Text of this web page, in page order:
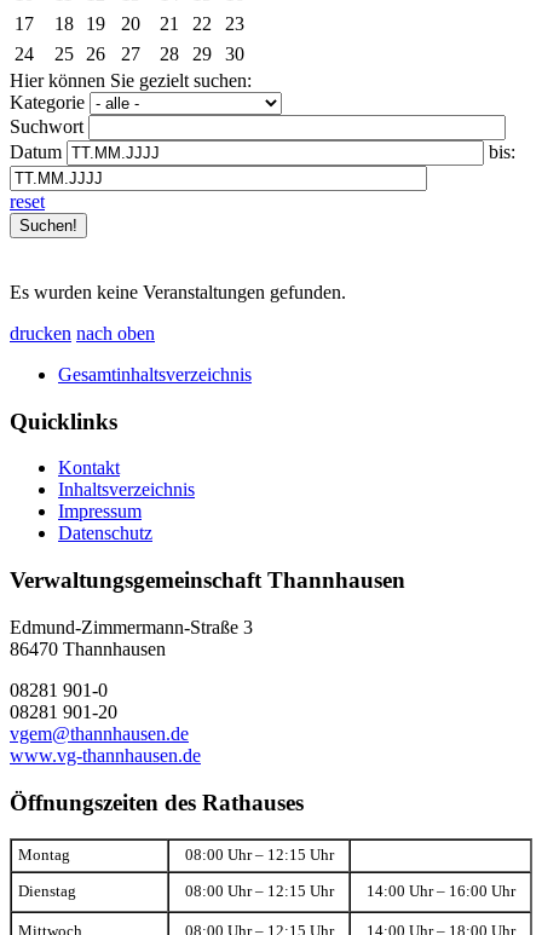
17
18 19 20 21 22
23
24
25 26 27 28 29
30
Hier können Sie gezielt suchen:
Kategorie
Suchwort
Datum
bis:
reset
Es wurden keine Veranstaltungen gefunden.
drucken nach oben
Gesamtinhaltsverzeichnis
Quicklinks
Kontakt
Inhaltsverzeichnis
Impressum
Datenschutz
Verwaltungsgemeinschaft Thannhausen
Edmund-Zimmermann-Straße 3
86470 Thannhausen
08281 901-0
08281 901-20
vgem@thannhausen.de
www.vg-thannhausen.de
Öffnungszeiten des Rathauses
Montag 08:00 Uhr – 12:15 Uhr
Dienstag 08:00 Uhr – 12:15 Uhr 14:00 Uhr – 16:00 Uhr